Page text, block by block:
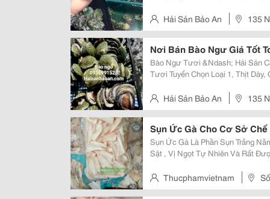
Hải Sản Cao Cấp, Chế Biến Đơn
Hải Sản Bảo An
135
Hà Nội.
Nơi Bán Bào Ngư Giá Tốt
Bào Ngư Tươi &Ndash; Hải Sản Cao
Tươi Tuyển Chọn Loại 1, Thịt
Quà Biếu Sang Trọng. Bào Ngư...
Hải Sản Bảo An
135
Hà Nội.
Sụn Ức Gà Cho Cơ Sở
Sụn Ức Gà Là Phần Sụn Trắng
Sật , Vị Ngọt Tự Nhiên Và Rất
Thucphamvietnam
Nội